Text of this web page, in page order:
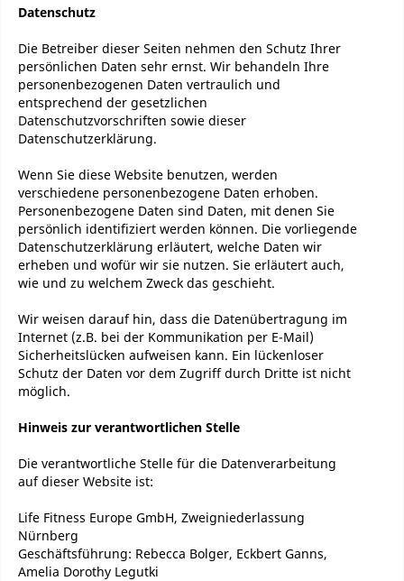
Datenschutz
Die Betreiber dieser Seiten nehmen den Schutz Ihrer
persönlichen Daten sehr ernst. Wir behandeln Ihre
personenbezogenen Daten vertraulich und
entsprechend der gesetzlichen
Datenschutzvorschriften sowie dieser
Datenschutzerklärung.
Wenn Sie diese Website benutzen, werden
verschiedene personenbezogene Daten erhoben.
Personenbezogene Daten sind Daten, mit denen Sie
persönlich identifiziert werden können. Die vorliegende
Datenschutzerklärung erläutert, welche Daten wir
erheben und wofür wir sie nutzen. Sie erläutert auch,
wie und zu welchem Zweck das geschieht.
Wir weisen darauf hin, dass die Datenübertragung im
Internet (z.B. bei der Kommunikation per E-Mail)
Sicherheitslücken aufweisen kann. Ein lückenloser
Schutz der Daten vor dem Zugriff durch Dritte ist nicht
möglich.
Hinweis zur verantwortlichen Stelle
Die verantwortliche Stelle für die Datenverarbeitung
auf dieser Website ist:
Life Fitness Europe GmbH, Zweigniederlassung
Nürnberg
Geschäftsführung: Rebecca Bolger, Eckbert Ganns,
Amelia Dorothy Legutki